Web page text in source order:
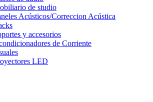
de studio
Acústicos/Correccion Acústica
y accesorios
de Corriente
LED